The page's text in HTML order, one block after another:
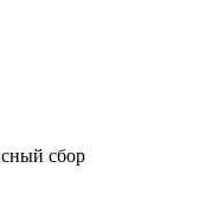
сбор